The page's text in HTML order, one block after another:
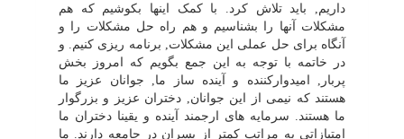
داریم, باید تلاش کرد. با کمک اینها بکوشیم که هم
مشکلات آنها را بشناسیم و هم راه حل مشکلات را و
آنگاه براى حل عملى این مشکلات, برنامه ریزى کنیم. و
در خاتمه با توجه به این جمع بگویم که امروز بخش
پربار, امیدوارکننده و آینده ساز ما, جوانان عزیز ما
هستند که نیمى از این جوانان, دختران عزیز و بزرگوار
ما هستند. سرمایه هاى ارجمند آینده و یقینا دختران ما
امتیازاتى به مراتب کمتر از پسران در جامعه دارند. ما